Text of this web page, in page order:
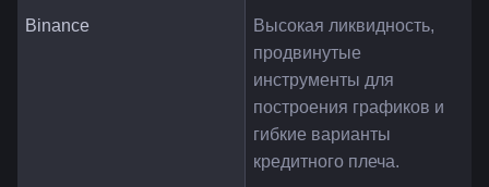
Binance
Высокая ликвидность,
продвинутые
инструменты для
построения графиков и
гибкие варианты
кредитного плеча.